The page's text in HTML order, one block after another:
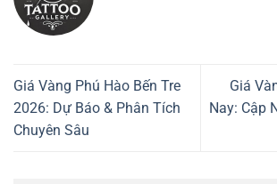
Giá Vàng Phú Hào Bến Tre
2026: Dự Báo & Phân Tích
Chuyên Sâu
Giá
Nay: Cập